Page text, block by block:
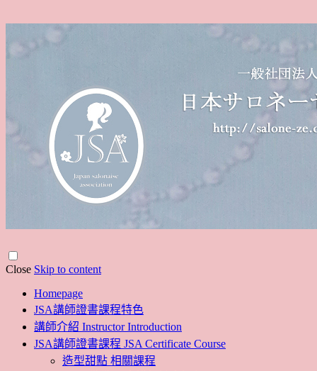
Close Skip to content
Homepage
JSA講師證書課程特色
講師介紹 Instructor Introduction
JSA講師證書課程 JSA Certificate Course
造型甜點 相關課程